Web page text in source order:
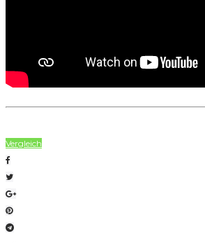
Vergleich
Twitter
Google+
Pinterest
Telegram